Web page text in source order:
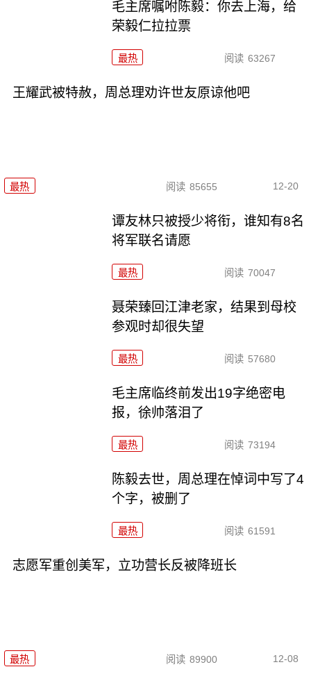
毛主席嘱咐陈毅：你去上海，给
荣毅仁拉拉票
最热 阅读 63267
王耀武被特赦，周总理劝许世友原谅他吧
最热 阅读 85655 12-20
谭友林只被授少将衔，谁知有8名
将军联名请愿
最热 阅读 70047
聂荣臻回江津老家，结果到母校
参观时却很失望
最热 阅读 57680
毛主席临终前发出19字绝密电
报，徐帅落泪了
最热 阅读 73194
陈毅去世，周总理在悼词中写了4
个字，被删了
最热 阅读 61591
志愿军重创美军，立功营长反被降班长
最热 阅读 89900 12-08